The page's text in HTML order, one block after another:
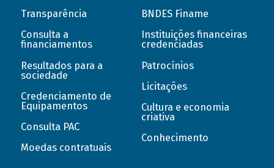
Transparência
Consulta a
financiamentos
Resultados para a
sociedade
Credenciamento de
Equipamentos
Consulta PAC
Moedas contratuais
BNDES Finame
Instituições financeiras
credenciadas
Patrocínios
Licitações
Cultura e economia
criativa
Conhecimento